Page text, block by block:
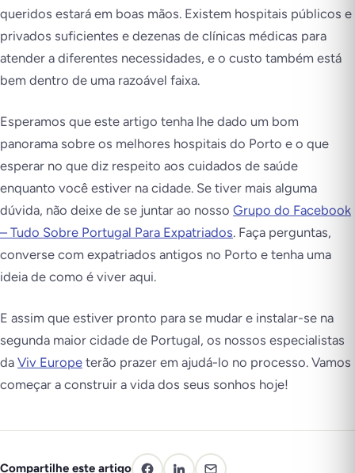
queridos estará em boas mãos. Existem hospitais públicos e
privados suficientes e dezenas de clínicas médicas para
atender a diferentes necessidades, e o custo também está
bem dentro de uma razoável faixa.
Esperamos que este artigo tenha lhe dado um bom
panorama sobre os melhores hospitais do Porto e o que
esperar no que diz respeito aos cuidados de saúde
enquanto você estiver na cidade. Se tiver mais alguma
dúvida, não deixe de se juntar ao nosso Grupo do Facebook
– Tudo Sobre Portugal Para Expatriados. Faça perguntas,
converse com expatriados antigos no Porto e tenha uma
ideia de como é viver aqui.
E assim que estiver pronto para se mudar e instalar-se na
segunda maior cidade de Portugal, os nossos especialistas
da Viv Europe terão prazer em ajudá-lo no processo. Vamos
começar a construir a vida dos seus sonhos hoje!
Compartilhe este artigo